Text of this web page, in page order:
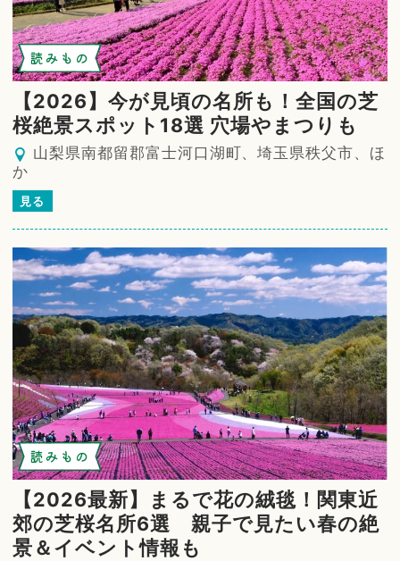
読みもの
【2026】今が見頃の名所も！全国の芝
桜絶景スポット18選 穴場やまつりも
山梨県南都留郡富士河口湖町、埼玉県秩父市、ほ
か
見る
読みもの
【2026最新】まるで花の絨毯！関東近
郊の芝桜名所6選 親子で見たい春の絶
景＆イベント情報も